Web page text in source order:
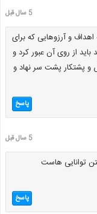
5 سال قبل
و آرزوهایی که برای
از روی آن عبور کرد و
و پشتکار پشت سر نهاد و
پاسخ
5 سال قبل
توانایی هاست
پاسخ